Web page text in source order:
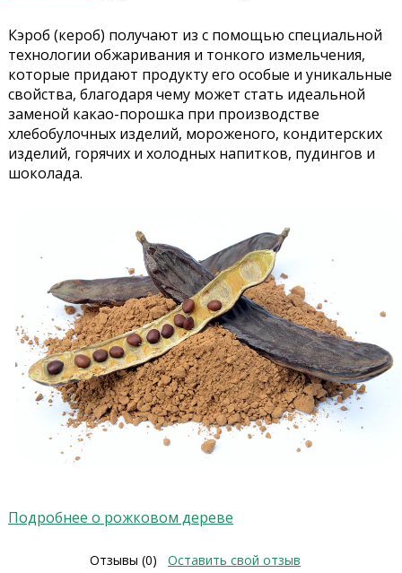
Кэроб (кероб) получают из с помощью специальной
технологии обжаривания и тонкого измельчения,
которые придают продукту его особые и уникальные
свойства, благодаря чему может стать идеальной
заменой какао-порошка при производстве
хлебобулочных изделий, мороженого, кондитерских
изделий, горячих и холодных напитков, пудингов и
шоколада.
Подробнее о рожковом дереве
Отзывы (0) Оставить свой отзыв